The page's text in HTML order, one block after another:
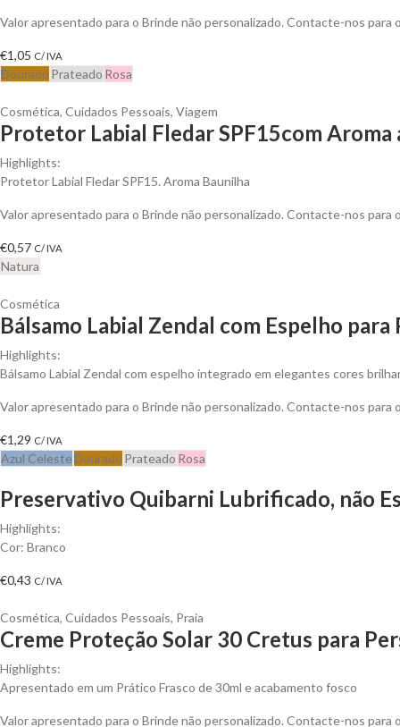
Valor apresentado para o Brinde não personalizado. Contacte-nos
€1,05 C/ IVA
Dourado Prateado Rosa
Cosmética, Cuidados Pessoais, Viagem
Protetor Labial Fledar SPF15com Aroma
Highlights:
Protetor Labial Fledar SPF15. Aroma Baunilha
Valor apresentado para o Brinde não personalizado. Contacte-nos
€0,57 C/ IVA
Natura
Cosmética
Bálsamo Labial Zendal com Espelho
Highlights:
Bálsamo Labial Zendal com espelho integrado em elegantes cores
Valor apresentado para o Brinde não personalizado. Contacte-nos
€1,29 C/ IVA
Azul Celeste Dourado Prateado Rosa
Preservativo Quibarni Lubrificado, não
Highlights:
Cor: Branco
€0,43 C/ IVA
Cosmética, Cuidados Pessoais, Praia
Creme Proteção Solar 30 Cretus para
Highlights:
Apresentado em um Prático Frasco de 30ml e acabamento fosco
Valor apresentado para o Brinde não personalizado. Contacte-nos